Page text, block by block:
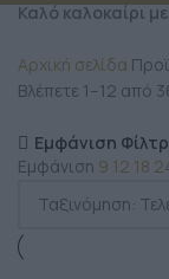
Καλό καλοκαίρι
Αρχική σελίδα
Βλέπετε 1–12 από
Εμφάνιση
Εμφάνιση 9 12 18